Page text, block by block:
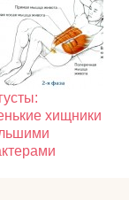
хищники